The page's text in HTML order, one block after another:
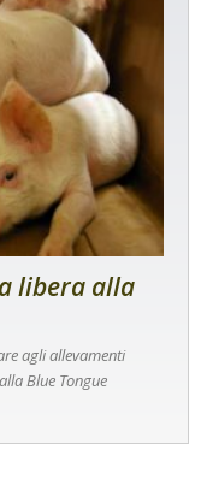
libera alla
agli allevamenti
Blue Tongue